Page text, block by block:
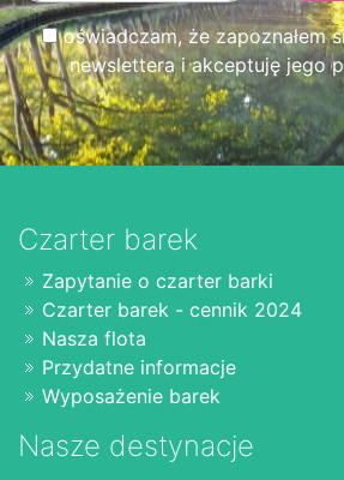
oświadczam, że zapoznałem
newslettera i akceptuję jego
Czarter barek
Zapytanie o czarter barki
Czarter barek - cennik 2024
Nasza flota
Przydatne informacje
Wyposażenie barek
Nasze destynacje